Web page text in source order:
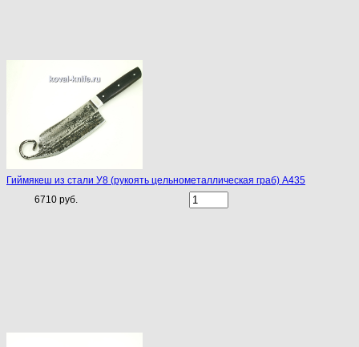
Гиймякеш из стали У8 (рукоять цельнометаллическая граб) A435
6710 руб.